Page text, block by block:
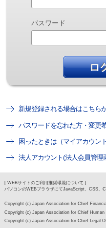
パスワード
新規登録される場合はこちら
パスワードを忘れた方・変更
困ったときは（マイアカウン
法人アカウント(法人会員管理
[ WEBサイトのご利用推奨環境について ]
パソコンのWEBブラウザにてJavaScript、CSS、
Copyright (c) Japan Association for Chief
Copyright (c) Japan Association for Chief
Copyright (c) Japan Association for Chief Legal